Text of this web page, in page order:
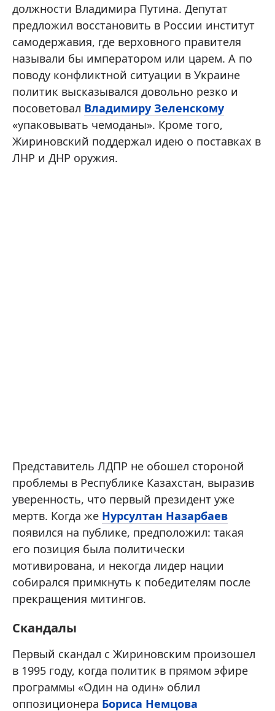
должности Владимира Путина. Депутат
предложил восстановить в России институт
самодержавия, где верховного правителя
называли бы императором или царем. А по
поводу конфликтной ситуации в Украине
политик высказывался довольно резко и
посоветовал Владимиру Зеленскому
«упаковывать чемоданы». Кроме того,
Жириновский поддержал идею о поставках в
ЛНР и ДНР оружия.
Представитель ЛДПР не обошел стороной
проблемы в Республике Казахстан, выразив
уверенность, что первый президент уже
мертв. Когда же Нурсултан Назарбаев
появился на публике, предположил: такая
его позиция была политически
мотивирована, и некогда лидер нации
собирался примкнуть к победителям после
прекращения митингов.
Скандалы
Первый скандал с Жириновским произошел
в 1995 году, когда политик в прямом эфире
программы «Один на один» облил
оппозиционера Бориса Немцова